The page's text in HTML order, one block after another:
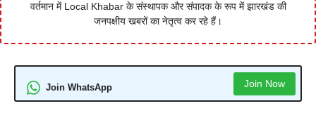
वर्तमान में Local Khabar के संस्थापक और संपादक के रूप में झारखंड की
जनपक्षीय खबरों का नेतृत्व कर रहे हैं।
Join WhatsApp Join Now